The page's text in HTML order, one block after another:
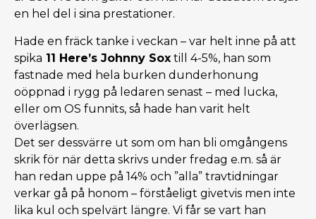
en hel del i sina prestationer.
Hade en fräck tanke i veckan – var helt inne på att
spika 11 Here’s Johnny Sox till 4-5%, han som
fastnade med hela burken dunderhonung
oöppnad i rygg på ledaren senast – med lucka,
eller om OS funnits, så hade han varit helt
överlägsen.
Det ser dessvärre ut som om han bli omgångens
skrik för när detta skrivs under fredag e.m. så är
han redan uppe på 14% och ”alla” travtidningar
verkar gå på honom – förståeligt givetvis men inte
lika kul och spelvärt längre. Vi får se vart han